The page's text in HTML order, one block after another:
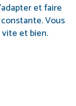
et faire
Vous
et bien.